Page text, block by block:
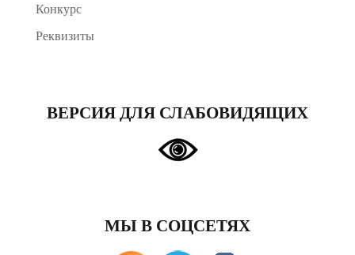
Конкурс
Реквизиты
ВЕРСИЯ ДЛЯ СЛАБОВИДЯЩИХ
МЫ В СОЦСЕТЯХ